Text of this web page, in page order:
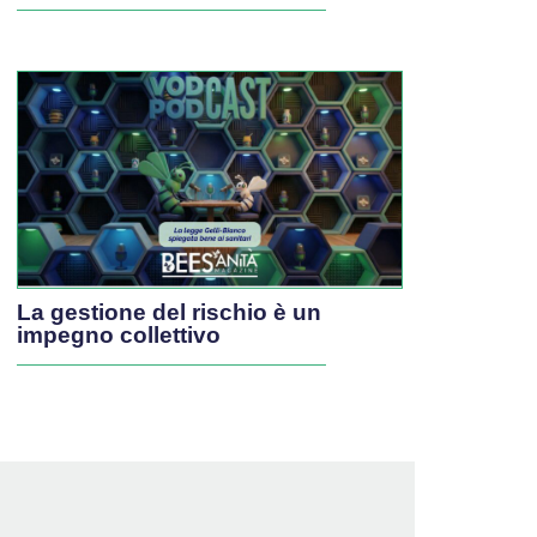
La gestione del rischio è un
impegno collettivo